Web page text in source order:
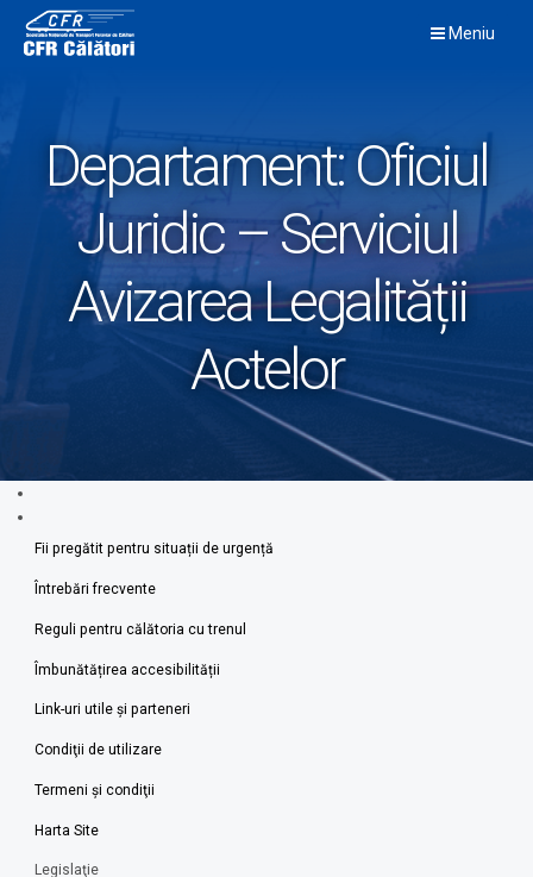
content
Meniu
Departament:Oficiul
Juridic – Serviciul
Avizarea Legalității
Actelor
Fii pregătit pentru situații de urgență
Întrebări frecvente
Reguli pentru călătoria cu trenul
Îmbunătățirea accesibilității
Link-uri utile şi parteneri
Condiţii de utilizare
Termeni şi condiţii
Harta Site
Legislaţie